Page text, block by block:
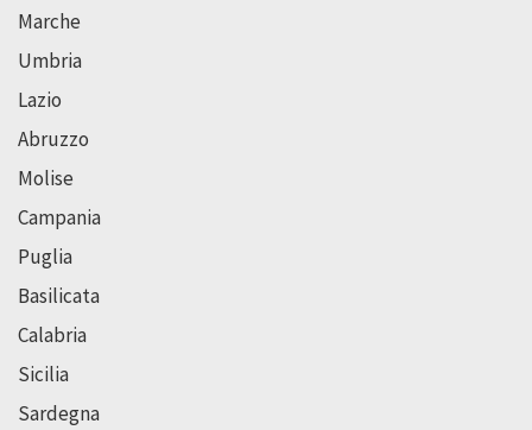
Marche
Umbria
Lazio
Abruzzo
Molise
Campania
Puglia
Basilicata
Calabria
Sicilia
Sardegna